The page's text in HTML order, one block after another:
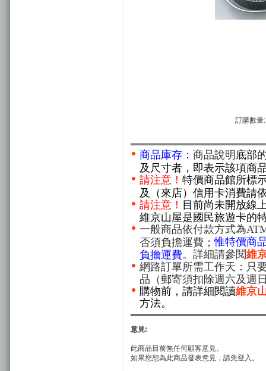
訂購數量:
商品庫存： 商品說明 底部
及尺寸者，即表示該項商
請注意！ 特價商品館所標
及（來店）信用卡消費請
請注意！ 目前尚未開放線
維京山屋是國民旅遊卡的
一般商品依付款方式為
否須負擔運費；惟特價商
負擔運費。詳細請參閱維
網路訂單所需工作天：只
品（郵寄須扣除週六及週
購物前，請詳細閱讀維京
方法。
意見:
此商品目前無任何顧客意見。
如果您想為此商品發表意見，請先登入。